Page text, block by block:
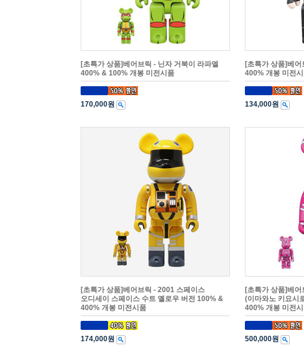
[초특가 상품]베어브릭 - 닌자 거북이 라파엘
400% & 100% 개봉 미전시품
170,000원
[초특가 상품]베어
400% 개봉 미전
134,000원
[초특가 상품]베어브릭 - 2001 스페이스
오디세이 스페이스 수트 옐로우 버전 100% &
400% 개봉 미전시품
174,000원
[초특가 상품]베어
(이마와노 키요시
400% 개봉 미전
500,000원